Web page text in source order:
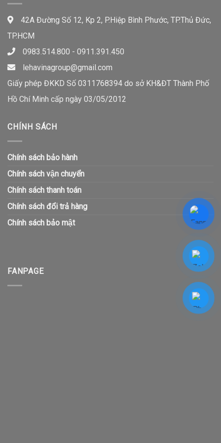
42A Đường Số 12, Kp 2, P.Hiệp Bình Phước, TP.Thủ Đức,
TP.HCM
0983.514.800 - 0911.391.450
lehavinagroup@gmail.com
Giấy phép ĐKKD Số 0311768394 do sở KH&ĐT Thành Phố
Hồ Chí Minh cấp ngày 03/05/2012
CHÍNH SÁCH
Chính sách bảo hành
Chính sách vận chuyển
Chính sách thanh toán
Chính sách đổi trả hàng
Chính sách bảo mật
FANPAGE